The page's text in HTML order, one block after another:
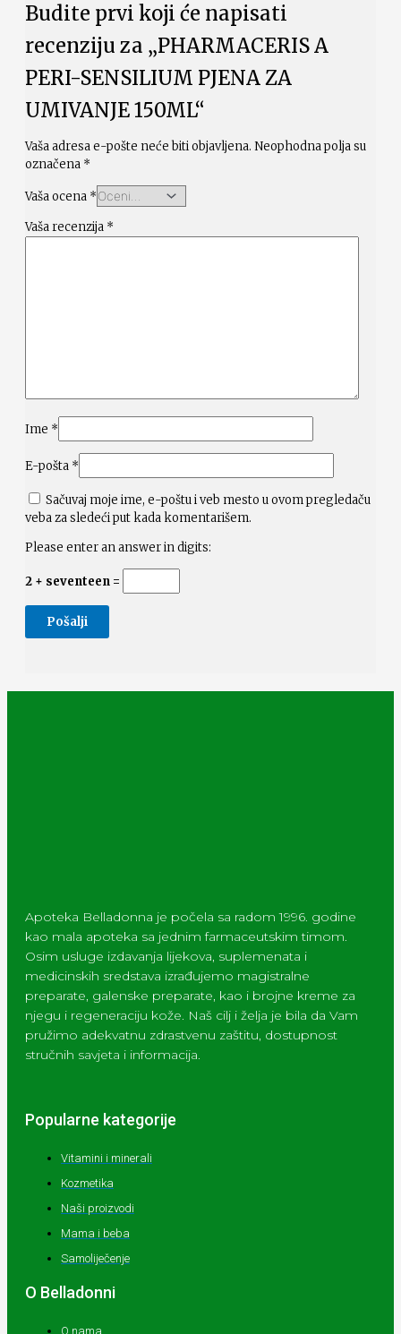
Budite prvi koji će napisati
recenziju za „PHARMACERIS A
PERI-SENSILIUM PJENA ZA
UMIVANJE 150ML“
Vaša adresa e-pošte neće biti objavljena. Neophodna polja su
označena *
Vaša ocena *
Vaša recenzija *
Ime *
E-pošta *
Sačuvaj moje ime, e-poštu i veb mesto u ovom pregledaču
veba za sledeći put kada komentarišem.
Please enter an answer in digits:
2 + seventeen =
Apoteka Belladonna je počela sa radom 1996. godine
kao mala apoteka sa jednim farmaceutskim timom.
Osim usluge izdavanja lijekova, suplemenata i
medicinskih sredstava izrađujemo magistralne
preparate, galenske preparate, kao i brojne kreme za
njegu i regeneraciju kože. Naš cilj i želja je bila da Vam
pružimo adekvatnu zdrastvenu zaštitu, dostupnost
stručnih savjeta i informacija.
Popularne kategorije
Vitamini i minerali
Kozmetika
Naši proizvodi
Mama i beba
Samoliječenje
O Belladonni
O nama